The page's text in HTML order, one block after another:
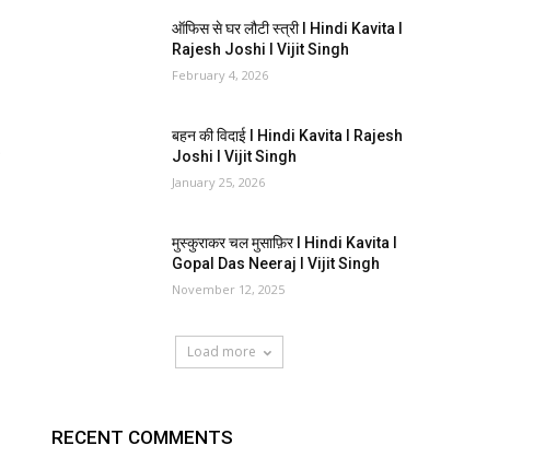
ऑफिस से घर लौटी स्त्री I Hindi Kavita I
Rajesh Joshi I Vijit Singh
February 4, 2026
बहन की विदाई I Hindi Kavita I Rajesh
Joshi I Vijit Singh
January 25, 2026
मुस्कुराकर चल मुसाफ़िर I Hindi Kavita I
Gopal Das Neeraj I Vijit Singh
November 12, 2025
Load more
RECENT COMMENTS